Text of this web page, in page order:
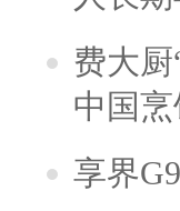
费大
中国
享界